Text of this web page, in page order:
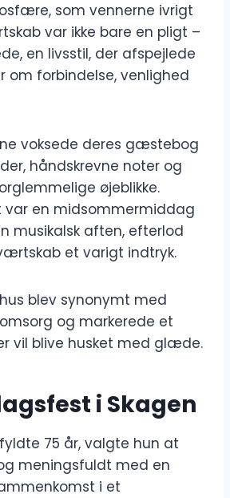
som vennerne ivrigt
var ikke bare en pligt –
en livsstil, der afspejlede
om forbindelse, venlighed
voksede deres gæstebog
håndskrevne noter og
øjeblikke.
var en midsommermiddag
musikalsk aften, efterlod
et varigt indtryk.
blev synonymt med
og markerede et
vil blive husket med glæde.
i Skagen
75 år, valgte hun at
meningsfuldt med en
i et